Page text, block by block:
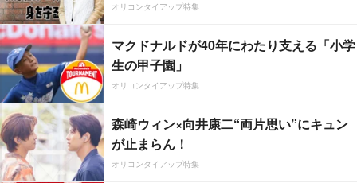
オリコンタイアップ特集
マクドナルドが40年にわたり支える「小学
生の甲子園」
オリコンタイアップ特集
森崎ウィン×向井康二“両片思い”にキュン
が止まらん！
オリコンタイアップ特集